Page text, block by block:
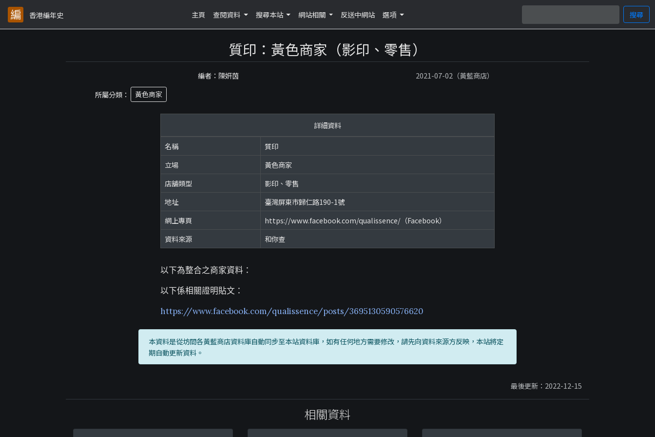
香港編年史 主頁 查閱資料 搜尋本站 網站相關 反送中網站 選項 搜尋
質印：黃色商家（影印、零售）
編者：陳妍茵
2021-07-02（黃藍商店）
所屬分類：
黃色商家
詳細資料
名稱
質印
立場
黃色商家
店舖類型
影印、零售
地址
臺灣屏東市歸仁路190-1號
網上專頁
https://www.facebook.com/qualissence/（Facebook）
資料來源
和你查
以下為整合之商家資料：
以下係相關證明貼文：
https://www.facebook.com/qualissence/posts/3695130590576620
本資料是從坊間各黃藍商店資料庫自動同步至本站資料庫，如有任何地方需要修改，請先向資料來源方反映，本站將定
期自動更新資料。
最後更新：2022-12-15
相關資料